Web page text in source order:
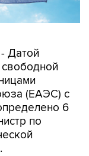
Датой
свободной
(ЕАЭС) с
6
по